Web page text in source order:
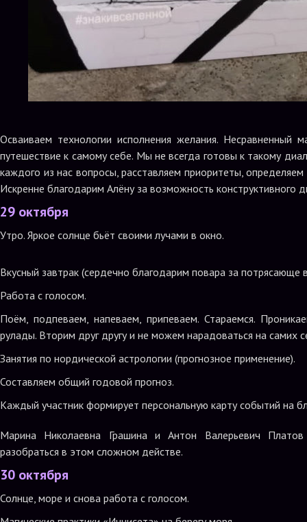
Осваиваем технологии исполнения желания. Несравненный
путешествие к самому себе. Мы не всегда готовы к такому
каждого из нас вопросы, расставляем приоритеты,
Искренне благодарим Алёну за возможность конструктивного
29 октября
Утро. Яркое солнце бьёт своими лучами в окно.
Вкусный завтрак (сердечно благодарим повара за потрясающе
Работа с голосом.
Поём, подпеваем, напеваем, припеваем. Стараемся.
рулады. Вторим друг другу и не можем нарадоваться на самих
Занятия по нордической астрологии (прогнозное применение).
Составляем общий годовой прогноз.
Каждый участник формирует персональную карту событий на
Марина Николаевна Грашина и Антон Валерьевич
разобраться в этом сложном действе.
30 октября
Солнце, море и снова работа с голосом.